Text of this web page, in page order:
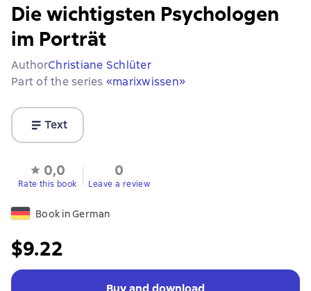
Die wichtigsten Psychologen
im Porträt
AuthorChristiane Schlüter
Part of the series «marixwissen»
Text
0,0
Rate this book
0
Leave a review
Book in German
$9.22